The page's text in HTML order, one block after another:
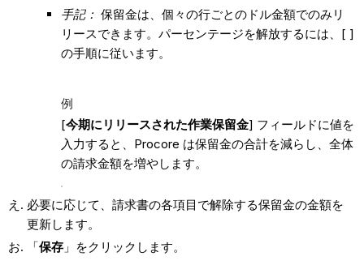
手記： 保留金は、個々の行ごとのドル金額でのみリ
リースできます。パーセンテージを解放するには、[ ]
の手順に従います。
例
[今期にリリースされた作業保留金] フィールドに値を
入力すると、Procore は保留金の合計を減らし、全体
の請求金額を増やします。
必要に応じて、請求書の各項目で解除する保留金の金額を
更新します。
「保存」をクリックします。